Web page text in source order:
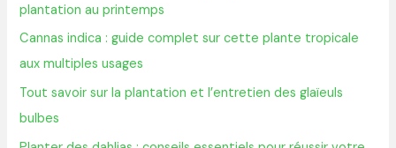
r
:
plantation au printemps
Cannas indica : guide complet sur cette plante tropicale
aux multiples usages
Tout savoir sur la plantation et l’entretien des glaïeuls
bulbes